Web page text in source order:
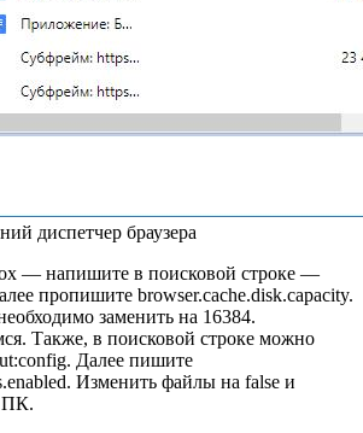
диспетчер браузера
— напишите в поисковой строке —
пропишите browser.cache.disk.capacity.
заменить на 16384.
Также, в поисковой строке можно
Далее пишите
Изменить файлы на false и
ПК.